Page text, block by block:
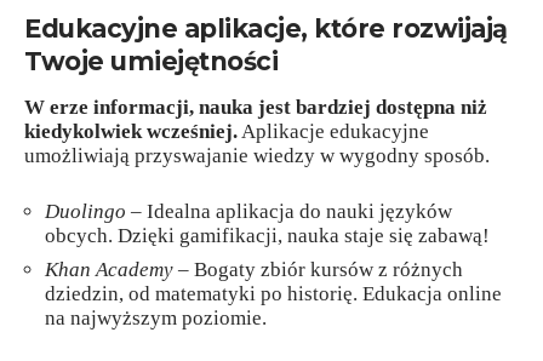
Edukacyjne aplikacje, które rozwijają
Twoje umiejętności
W erze informacji, nauka jest bardziej dostępna niż
kiedykolwiek wcześniej.Aplikacje edukacyjne
umożliwiają przyswajanie wiedzy w wygodny sposób.
Duolingo – Idealna aplikacja do nauki języków
obcych. Dzięki gamifikacji, nauka staje się zabawą!
Khan Academy – Bogaty zbiór kursów z różnych
dziedzin, od matematyki po historię. Edukacja online
na najwyższym poziomie.